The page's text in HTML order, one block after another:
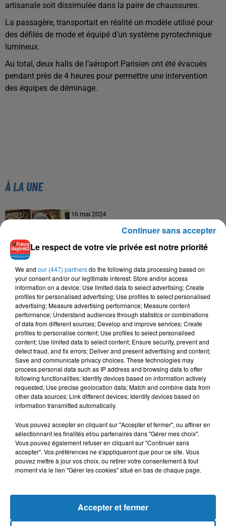
artisanale soit dissimulée dans la paire de chaussures.
La passagère, transportait en réalité un modèle utilisé pour
des défilés de mode et équipé d’un système pyrotechnique
lumineux.
Au total, deux halls de l’aéroport Parisien ont été évacués
pendant près de 4 heures pour permettre une intervention
des équipes de déminage.
À LA UNE
16 mai 2024
31 décembre 2025
Une CAN bien lancée entre cérémonial,
confirmations et démonstrations
22 décembre 2025
Couscous de saison : marché local et cuisine du
Maghreb
TITRES DIFFUSÉS
0h18
0h18 0h15
0h15 0h11
0h11
Le respect de votre vie privée est notre priorité
We and our (447) partnersdo the following data processing based on
your consent and/or our legitimate interest: Store and/or access
information on a device; Use limited data to select advertising; Create
profiles for personalised advertising; Use profiles to select personalised
advertising; Measure advertising performance; Measure content
performance; Understand audiences through statistics or combinations
of data from different sources; Develop and improve services; Create
profiles to personalise content; Use profiles to select personalised
content; Use limited data to select content; Ensure security, prevent and
detect fraud, and fix errors; Deliver and present advertising and content;
Save and communicate privacy choices. These technologies may
process personal data such as IP address and browsing data to offer
following functionalities: Identify devices based on information actively
requested; Use precise geolocation data; Match and combine data from
other data sources; Link different devices; Identify devices based on
information transmitted automatically.
Vous pouvez accepter en cliquant sur "Accepter et fermer", ou affiner en
sélectionnant les finalités et/ou partenaires dans "Gérer mes choix".
Vous pouvez également refuser en cliquant sur "Continuer sans
accepter". Vos préférences ne s'appliqueront que pour ce site. Vous
pouvez mettre à jour vos choix, ou retirer votre consentement à tout
moment via le lien "Gérer les cookies" situé en bas de chaque page.
Accepter et fermer
Continuer sans accepter